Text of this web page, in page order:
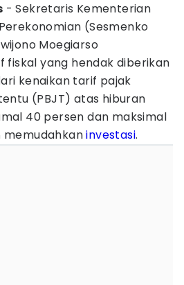
- Sekretaris Kementerian
(Sesmenko
Moegiarso
fiskal yang hendak diberikan
kenaikan tarif pajak
(PBJT) atas hiburan
40 persen dan maksimal
memudahkaninvestasi.